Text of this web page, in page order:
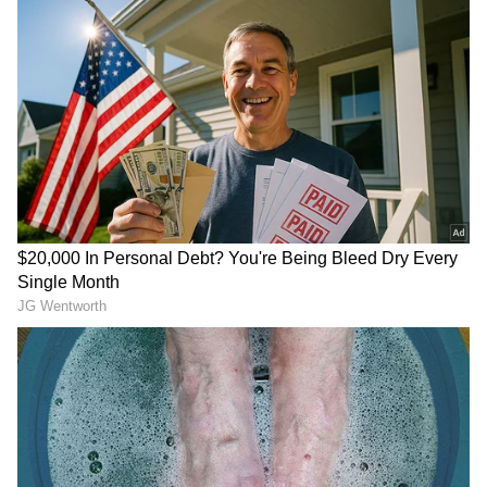
ಪೊಲೀಸರಿಗೆ ಸಿಕ್ಕ ಚೀಟಿಯಲ್ಲಿ ಏನಿದೆ? :ಅನಿವಾರ್ಯ
ಕಾರಣಕ್ಕೆ ಕಳ್ಳತನ ಮಾಡುವ ಅನೇಕ ಸಿನಿಮಾಗಳಿವೆ. ತೆರೆ
ಮೇಲೆ ನಾವು ನೋಡುವ ಕಥೆಗಳು ರಿಯಲ್ ನಲ್ಲಿಯೂ
ನಡೆಯುತ್ತದೆ. ಅದಕ್ಕೆ ಈ ಘಟನೆ ನಿದರ್ಶನ. ನಿವೃತ್ತ ಶಿಕ್ಷಕರ
ಮನೆಯಲ್ಲಿ ಹಣ ಲೂಟಿ ಮಾಡಿದ ವ್ಯಕ್ತಿ ಚೀಟಿಯೊಂದನ್ನು
ಇಟ್ಟು ಹೋಗಿದ್ದಾನೆ. ಅದರಲ್ಲಿ ಆತ ಶಿಕ್ಷಕರ ಕ್ಷಮೆ ಕೇಳಿದ್ದಾನೆ.
ನನ್ನನ್ನು ಕ್ಷಮಿಸಿ. ನಾನು ಇದನ್ನು ಒಂದು ತಿಂಗಳಲ್ಲಿ
ಹಿಂತಿರುಗಿಸುತ್ತೇನೆ. ನನ್ನ ಮನೆಯಲ್ಲಿ ಯಾರೋ
ಅನಾರೋಗ್ಯದಿಂದ ಬಳಲುತ್ತಿದ್ದಾರೆ. ಅನಿವಾರ್ಯ ಕಾರಣಕ್ಕೆ
ಕಳ್ಳತನ ಮಾಡುತ್ತಿದ್ದೇನೆ ಎಂದು ಆತ ಚೀಟಿಯಲ್ಲಿ ಬರೆದಿದ್ದಾನೆ.
ಪ್ರಕರಣ ದಾಖಲಿಸಿಕೊಂಡ ಪೊಲೀಸರು ವಿಚಾರಣೆ ಶುರು
ಮಾಡಿದ್ದಾರೆ. ವೃದ್ಧ ದಂಪತಿ, ಕಳ್ಳ ಕೊಟ್ಟ ಮಾತಿನಂತೆ
ನಡೆದುಕೊಳ್ತಾನಾ ಎಂದು ಕಾಯ್ತಿದ್ದಾರೆ.
RECOMMENDED STORIES